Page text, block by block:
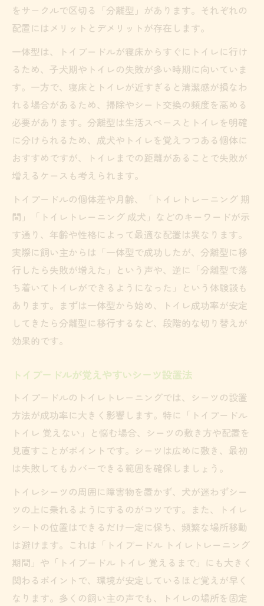
をサークルで区切る「分離型」があります。それぞれの
配置にはメリットとデメリットが存在します。
一体型は、トイプードルが寝床からすぐにトイレに行け
るため、子犬期やトイレの失敗が多い時期に向いていま
す。一方で、寝床とトイレが近すぎると清潔感が損なわ
れる場合があるため、掃除やシート交換の頻度を高める
必要があります。分離型は生活スペースとトイレを明確
に分けられるため、成犬やトイレを覚えつつある個体に
おすすめですが、トイレまでの距離があることで失敗が
増えるケースも考えられます。
トイプードルの個体差や月齢、「トイレトレーニング 期
間」「トイレトレーニング 成犬」などのキーワードが示
す通り、年齢や性格によって最適な配置は異なります。
実際に飼い主からは「一体型で成功したが、分離型に移
行したら失敗が増えた」という声や、逆に「分離型で落
ち着いてトイレができるようになった」という体験談も
あります。まずは一体型から始め、トイレ成功率が安定
してきたら分離型に移行するなど、段階的な切り替えが
効果的です。
トイプードルが覚えやすいシーツ設置法
トイプードルのトイレトレーニングでは、シーツの設置
方法が成功率に大きく影響します。特に「トイプードル
トイレ 覚えない」と悩む場合、シーツの敷き方や配置を
見直すことがポイントです。シーツは広めに敷き、最初
は失敗してもカバーできる範囲を確保しましょう。
トイレシーツの周囲に障害物を置かず、犬が迷わずシー
ツの上に乗れるようにするのがコツです。また、トイレ
シートの位置はできるだけ一定に保ち、頻繁な場所移動
は避けます。これは「トイプードル トイレトレーニング
期間」や「トイプードル トイレ 覚えるまで」にも大きく
関わるポイントで、環境が安定しているほど覚えが早く
なります。多くの飼い主の声でも、トイレの場所を固定